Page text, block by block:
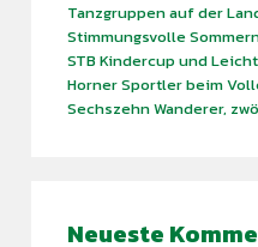
Tanzgruppen auf der
Stimmungsvolle
STB Kindercup und
Horner Sportler beim
Sechszehn Wanderer,
Neueste